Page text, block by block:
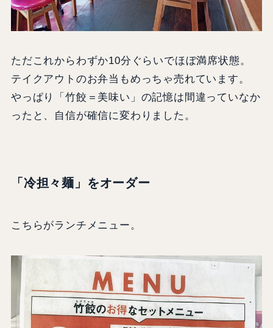
ただこれからわずか10分ぐらいでほぼ満席状態。
テイクアウトのお弁当もめっちゃ売れています。
やっぱり「竹餃＝美味い」の記憶は間違っていなか
ったと、自信が確信に変わりました。
「冷担々麺」をオーダー
こちらがランチメニュー。